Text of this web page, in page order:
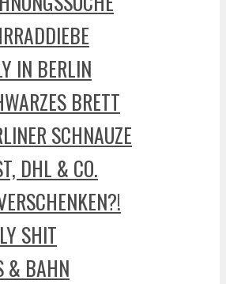
IN BERLIN
BRETT
SCHNAUZE
DHL & CO.
SHIT
& BAHN